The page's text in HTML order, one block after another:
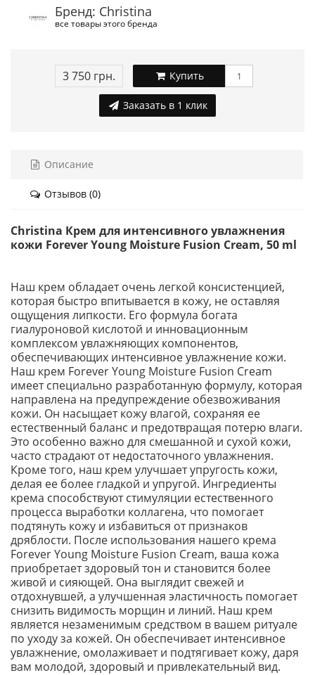
Бренд: Christina
все товары этого бренда
3 750 грн. Купить
Заказать в 1 клик
Описание
Отзывов (0)
Christina Крем для интенсивного увлажнения
кожи Forever Young Moisture Fusion Cream, 50 ml
Наш крем обладает очень легкой консистенцией,
которая быстро впитывается в кожу, не оставляя
ощущения липкости. Его формула богата
гиалуроновой кислотой и инновационным
комплексом увлажняющих компонентов,
обеспечивающих интенсивное увлажнение кожи.
Наш крем Forever Young Moisture Fusion Cream
имеет специально разработанную формулу, которая
направлена на предупреждение обезвоживания
кожи. Он насыщает кожу влагой, сохраняя ее
естественный баланс и предотвращая потерю влаги.
Это особенно важно для смешанной и сухой кожи,
часто страдают от недостаточного увлажнения.
Кроме того, наш крем улучшает упругость кожи,
делая ее более гладкой и упругой. Ингредиенты
крема способствуют стимуляции естественного
процесса выработки коллагена, что помогает
подтянуть кожу и избавиться от признаков
дряблости. После использования нашего крема
Forever Young Moisture Fusion Cream, ваша кожа
приобретает здоровый тон и становится более
живой и сияющей. Она выглядит свежей и
отдохнувшей, а улучшенная эластичность помогает
снизить видимость морщин и линий. Наш крем
является незаменимым средством в вашем ритуале
по уходу за кожей. Он обеспечивает интенсивное
увлажнение, омолаживает и подтягивает кожу, даря
вам молодой, здоровый и привлекательный вид.